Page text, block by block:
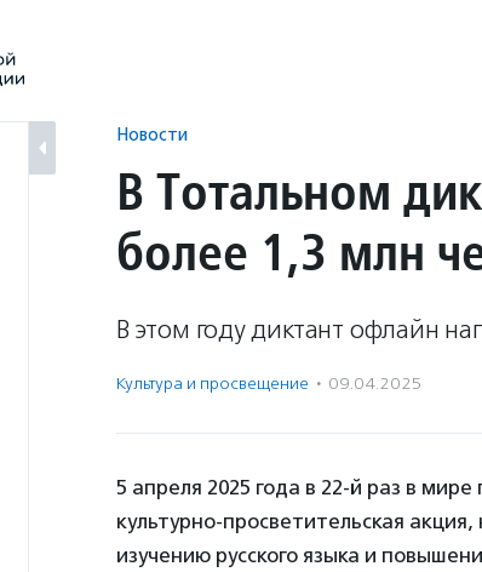
Новости
В Тотальном
более 1,3 млн
В этом году диктант офлайн
Культура и просвещение · 09.04.2025
5 апреля 2025 года в 22-й раз в
культурно-просветительская
изучению русского языка и